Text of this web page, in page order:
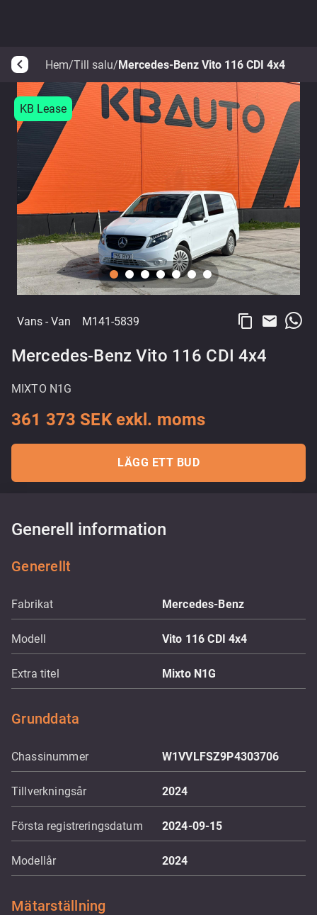
arrow_back_ios Hem/Till salu/Mercedes-Benz Vito 116 CDI 4x4
KB Lease
Vans - Van M141-5839 content_copy email
Mercedes-Benz Vito 116 CDI 4x4
MIXTO N1G
361 373 SEK exkl. moms
LÄGG ETT BUD
Generell information
Generellt
Fabrikat Mercedes-Benz
Modell Vito 116 CDI 4x4
Extra titel Mixto N1G
Grunddata
Chassinummer W1VVLFSZ9P4303706
Tillverkningsår 2024
Första registreringsdatum 2024-09-15
Modellår 2024
Mätarställning